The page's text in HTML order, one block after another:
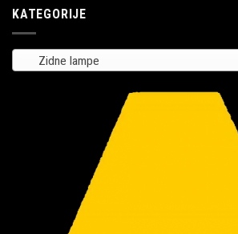
KATEGORIJE
Zidne lampe